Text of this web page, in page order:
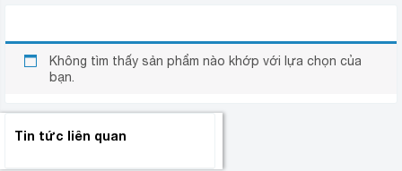
Không tìm thấy sản phẩm nào khớp với lựa chọn của
bạn.
Tin tức liên quan